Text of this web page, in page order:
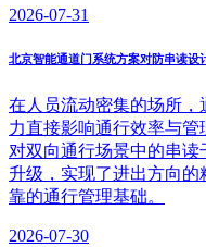
2026-07-31
北京智能通道门系统方案对防串读设
在人员流动密集的场所
力直接影响通行效率与
对双向通行场景中的串
升级，实现了进出方向
靠的通行管理基础。
2026-07-30